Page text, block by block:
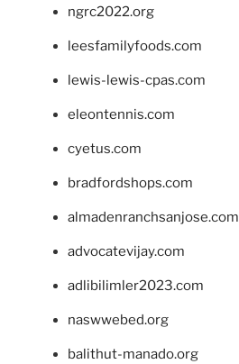
ngrc2022.org
leesfamilyfoods.com
lewis-lewis-cpas.com
eleontennis.com
cyetus.com
bradfordshops.com
almadenranchsanjose.com
advocatevijay.com
adlibilimler2023.com
naswwebed.org
balithut-manado.org